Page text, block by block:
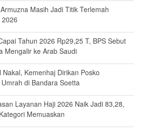
Masih Jadi Titik Terlemah
2026
Tahun 2026 Rp29,25 T, BPS Sebut
Mengalir ke Arab Saudi
Nakal, Kemenhaj Dirikan Posko
di Bandara Soetta
Layanan Haji 2026 Naik Jadi 83,28,
Memuaskan